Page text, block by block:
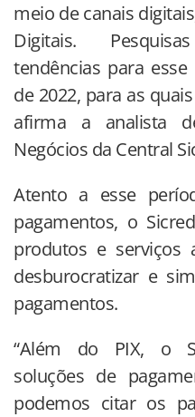
meio de canais
Digitais.
tendências para
de 2022, para as
afirma a analista
Negócios da Central
Atento a esse
pagamentos, o
produtos e serviços
desburocratizar e
pagamentos.
“Além do PIX, o
soluções de
podemos citar os